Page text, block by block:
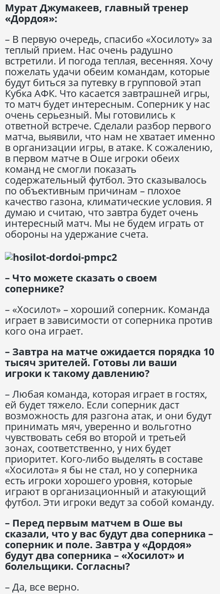
Мурат Джумакеев, главный тренер
«Дордоя»:
– В первую очередь, спасибо «Хосилоту» за
теплый прием. Нас очень радушно
встретили. И погода теплая, весенняя. Хочу
пожелать удачи обеим командам, которые
будут биться за путевку в групповой этап
Кубка АФК. Что касается завтрашней игры,
то матч будет интересным. Соперник у нас
очень серьезный. Мы готовились к
ответной встрече. Сделали разбор первого
матча, выявили, что нам не хватает именно
в организации игры, в атаке. К сожалению,
в первом матче в Оше игроки обеих
команд не смогли показать
содержательный футбол. Это сказывалось
по объективным причинам – плохое
качество газона, климатические условия. Я
думаю и считаю, что завтра будет очень
интересный матч. Мы не будем играть от
обороны на удержание счета.
– Что можете сказать о своем
сопернике?
– «Хосилот» – хороший соперник. Команда
играет в зависимости от соперника против
кого она играет.
– Завтра на матче ожидается порядка 10
тысяч зрителей. Готовы ли ваши
игроки к такому давлению?
– Любая команда, которая играет в гостях,
ей будет тяжело. Если соперник даст
возможность для разгона атак, и они будут
принимать мяч, уверенно и вольготно
чувствовать себя во второй и третьей
зонах, соответственно, у них будет
приоритет. Кого-либо выделять в составе
«Хосилота» я бы не стал, но у соперника
есть игроки хорошего уровня, которые
играют в организационный и атакующий
футбол. Эти игроки ведут за собой команду.
– Перед первым матчем в Оше вы
сказали, что у вас будут два соперника –
соперник и поле. Завтра у «Дордоя»
будут два соперника – «Хосилот» и
болельщики. Согласны?
– Да, все верно.